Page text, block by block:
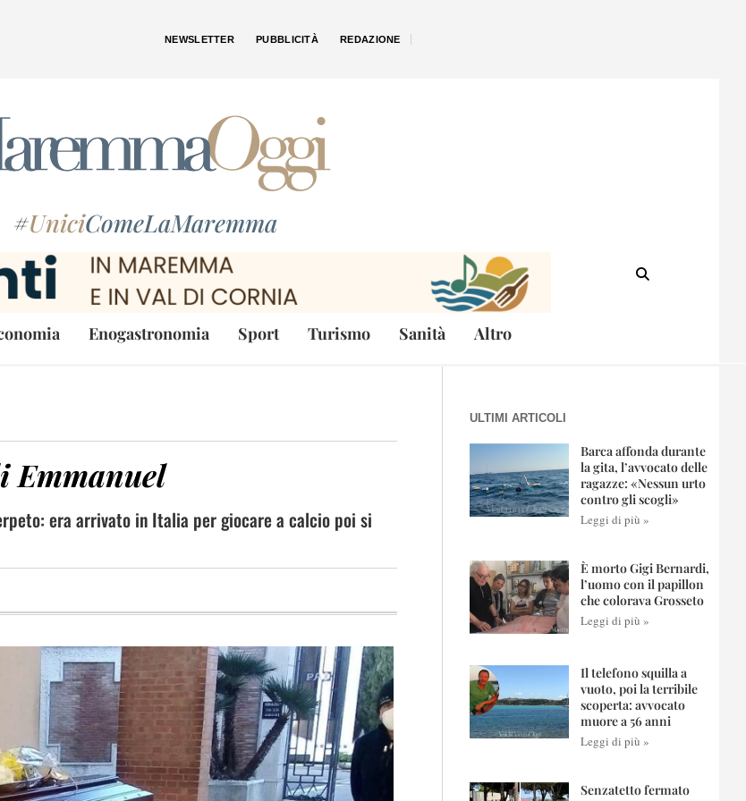
NEWSLETTER PUBBLICITÀ REDAZIONE
#UniciComeLaMaremma
Enogastronomia Sport Turismo Sanità Altro
Emmanuel
era arrivato in Italia per giocare a calcio poi si
ULTIMI ARTICOLI
Barca affonda durante
la gita, l’avvocato delle
ragazze: «Nessun urto
contro gli scogli»
Leggi di più »
È morto Gigi Bernardi,
l’uomo con il papillon
che colorava Grosseto
Leggi di più »
Il telefono squilla a
vuoto, poi la terribile
scoperta: avvocato
muore a 56 anni
Leggi di più »
Senzatetto fermato